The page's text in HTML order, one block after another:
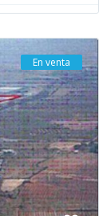
En venta